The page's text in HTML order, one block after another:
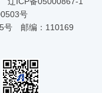
号
号 邮编：110169